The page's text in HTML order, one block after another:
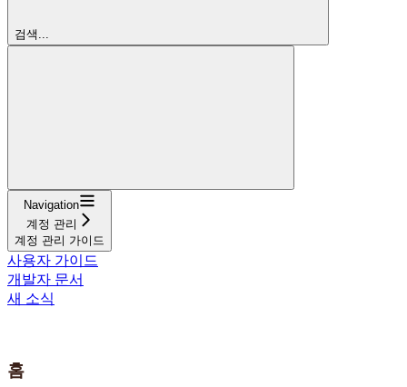
검색...
Navigation
계정 관리
계정 관리 가이드
사용자 가이드
개발자 문서
새 소식
홈